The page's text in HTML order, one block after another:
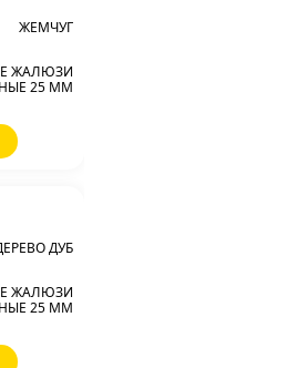
ЖЕМЧУГ
ЖАЛЮЗИ
25 ММ
ДУБ
ЖАЛЮЗИ
25 ММ